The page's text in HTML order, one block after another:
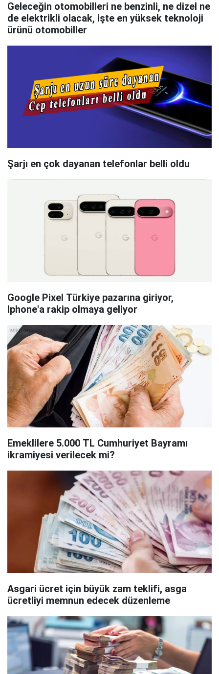
Geleceğin otomobilleri ne benzinli, ne dizel ne
de elektrikli olacak, işte en yüksek teknoloji
ürünü otomobiller
Şarjı en çok dayanan telefonlar belli oldu
Google Pixel Türkiye pazarına giriyor,
Iphone'a rakip olmaya geliyor
Emeklilere 5.000 TL Cumhuriyet Bayramı
ikramiyesi verilecek mi?
Asgari ücret için büyük zam teklifi, asga
ücretliyi memnun edecek düzenleme